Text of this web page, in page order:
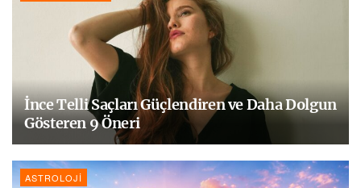
İnce Telli Saçları Güçlendiren ve Daha Dolgun
Gösteren 9 Öneri
ASTROLOJI